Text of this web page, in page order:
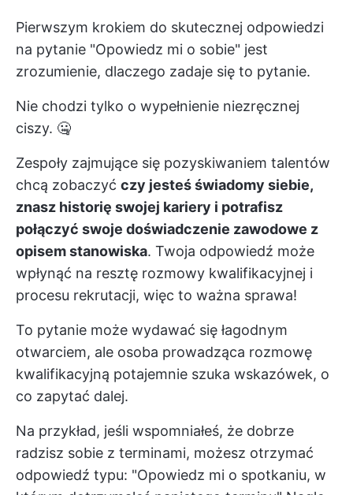
Pierwszym krokiem do skutecznej odpowiedzi
na pytanie "Opowiedz mi o sobie" jest
zrozumienie, dlaczego zadaje się to pytanie.
Nie chodzi tylko o wypełnienie niezręcznej
ciszy. 🤐
Zespoły zajmujące się pozyskiwaniem talentów
chcą zobaczyć czy jesteś świadomy siebie,
znasz historię swojej kariery i potrafisz
połączyć swoje doświadczenie zawodowe z
opisem stanowiska. Twoja odpowiedź może
wpłynąć na resztę rozmowy kwalifikacyjnej i
procesu rekrutacji, więc to ważna sprawa!
To pytanie może wydawać się łagodnym
otwarciem, ale osoba prowadząca rozmowę
kwalifikacyjną potajemnie szuka wskazówek, o
co zapytać dalej.
Na przykład, jeśli wspomniałeś, że dobrze
radzisz sobie z terminami, możesz otrzymać
odpowiedź typu: "Opowiedz mi o spotkaniu, w